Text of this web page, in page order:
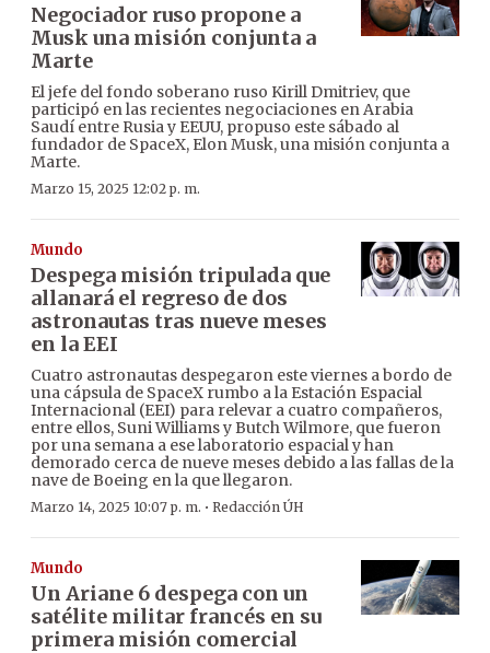
Negociador ruso propone a
Musk una misión conjunta a
Marte
El jefe del fondo soberano ruso Kirill Dmitriev, que
participó en las recientes negociaciones en Arabia
Saudí entre Rusia y EEUU, propuso este sábado al
fundador de SpaceX, Elon Musk, una misión conjunta a
Marte.
Marzo 15, 2025 12:02 p. m.
Mundo
Despega misión tripulada que
allanará el regreso de dos
astronautas tras nueve meses
en la EEI
Cuatro astronautas despegaron este viernes a bordo de
una cápsula de SpaceX rumbo a la Estación Espacial
Internacional (EEI) para relevar a cuatro compañeros,
entre ellos, Suni Williams y Butch Wilmore, que fueron
por una semana a ese laboratorio espacial y han
demorado cerca de nueve meses debido a las fallas de la
nave de Boeing en la que llegaron.
Marzo 14, 2025 10:07 p. m. · Redacción ÚH
Mundo
Un Ariane 6 despega con un
satélite militar francés en su
primera misión comercial